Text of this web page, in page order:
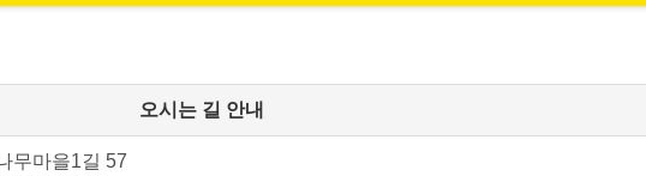
오시는 길 안내
무마을1길 57